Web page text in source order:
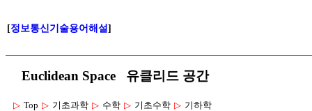
[정보통신기술용어해설]
Euclidean Space 유클리드 공간
▷ Top ▷ 기초과학 ▷ 수학 ▷ 기초수학 ▷ 기하학